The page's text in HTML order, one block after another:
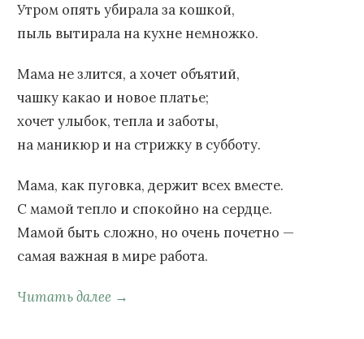
Утром опять убирала за кошкой,
пыль вытирала на кухне немножко.
Мама не злится, а хочет объятий,
чашку какао и новое платье;
хочет улыбок, тепла и заботы,
на маникюр и на стрижку в субботу.
Мама, как пуговка, держит всех вместе.
С мамой тепло и спокойно на сердце.
Мамой быть сложно, но очень почетно —
самая важная в мире работа.
Читать далее →